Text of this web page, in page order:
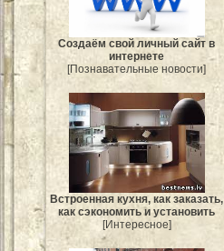
Создаём свой личный сайт в
интернете
[Познавательные новости]
Встроенная кухня, как заказать,
как сэкономить и установить
[Интересное]